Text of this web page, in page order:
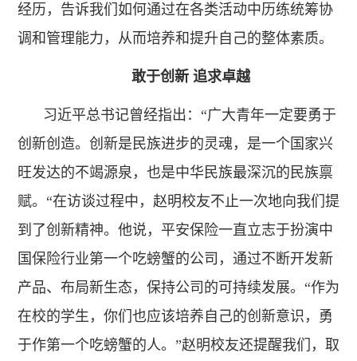
经历，告诉我们如何通过在各类活动中历练统筹协
调和管理能力，从而培养和提升自己的整体素质。
敢于创新 追求卓越
习近平总书记曾经指出：“广大青年一定要勇于
创新创造。创新是民族进步的灵魂，是一个国家兴
旺发达的不竭源泉，也是中华民族最深沉的民族禀
赋。“在访谈过程中，赵明校友不止一次地向我们提
到了创新精神。他说，平安保险一直立志于扮演中
国保险行业第一个吃螃蟹的公司，通过不断开发新
产品、布局新生态，保持公司的可持续发展。“作为
在校的学生，你们也应该培养自己的创新意识，勇
于作第一个吃螃蟹的人。”赵明校友还提醒我们，取